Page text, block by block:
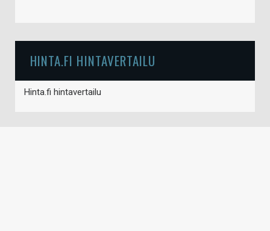
HINTA.FI HINTAVERTAILU
Hinta.fi hintavertailu